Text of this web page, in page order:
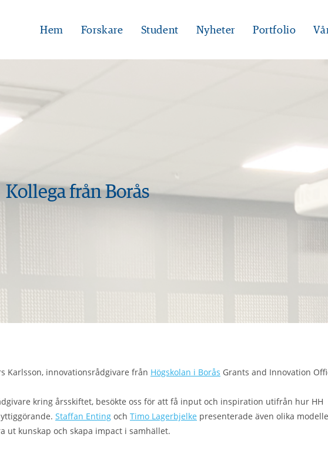
Hem Forskare Student Nyheter Portfolio
Kollega från Borås
Karlsson, innovationsrådgivare från Högskolan i Borås Grants and Innovation
kring årsskiftet, besökte oss för att få input och inspiration utifrån hur HH
Staffan Enting och Timo Lagerbjelke presenterade även olika
ut kunskap och skapa impact i samhället.